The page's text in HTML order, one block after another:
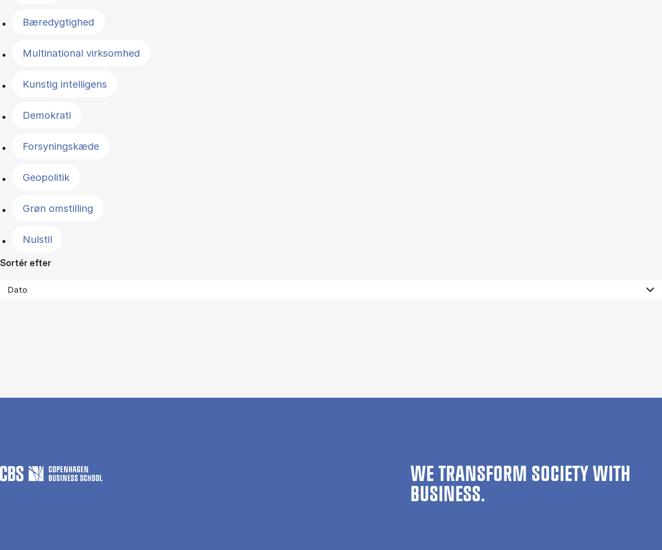
Bæredygtighed
Multinational virksomhed
Kunstig intelligens
Demokrati
Forsyningskæde
Geopolitik
Grøn omstilling
Nulstil
Sortér efter
WE TRANSFORM SOCIETY WITH
BUSINESS.